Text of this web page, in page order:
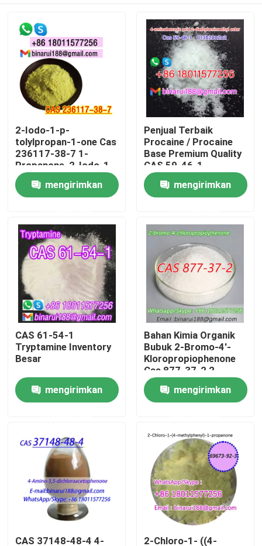
Produk
Video
Tentang kami
Tur Pabrik
Kontrol kualitas
Bahan Baku Kimia Sehari-hari
Bahan baku bahan kimia anorganik
Perantara Kimia Halus
2-Iodo-1-p-
tolylpropan-1-one Cas
236117-38-7 1-
Propanone, 2-Iodo-1-
((4-methylphenyl) -
mengirimkan
Penjual Terbaik
Procaine / Procaine
Base Premium Quality
CAS 59-46-1
mengirimkan
CAS 61-54-1
Tryptamine Inventory
Besar
mengirimkan
Bahan Kimia Organik
Bubuk 2-Bromo-4'-
Kloropropiophenone
Cas 877-37-2 2-
Bromo-1- ((4-
klorofenil) propan-1-
one
mengirimkan
CAS 37148-48-4 4- 2-Chloro-1- ((4-